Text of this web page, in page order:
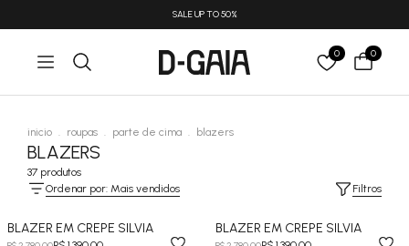
SALE UP TO 50%
0 0
inicio . roupas . parte de cima . blazers
BLAZERS
37 produtos
Ordenar por: Mais vendidos
Filtros
BLAZER EM CREPE SILVIA BLAZER EM CREPE SILVIA